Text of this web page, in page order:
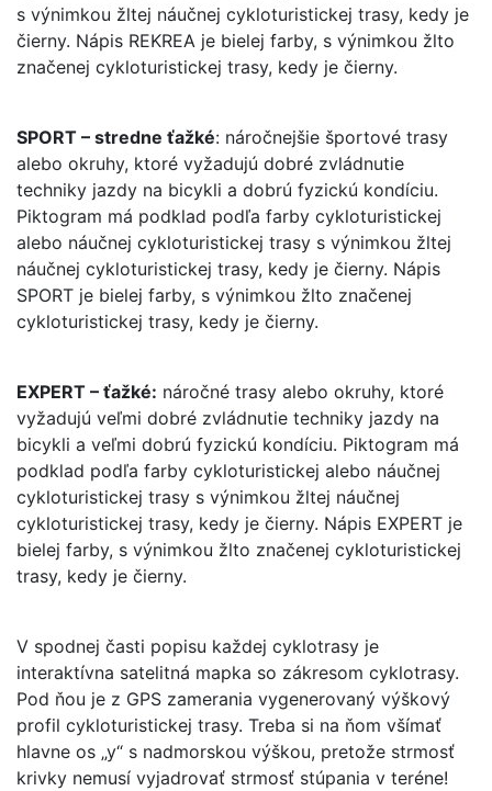
s výnimkou žltej náučnej cykloturistickej trasy, kedy je
čierny. Nápis REKREA je bielej farby, s výnimkou žlto
značenej cykloturistickej trasy, kedy je čierny.
SPORT – stredne ťažké: náročnejšie športové trasy
alebo okruhy, ktoré vyžadujú dobré zvládnutie
techniky jazdy na bicykli a dobrú fyzickú kondíciu.
Piktogram má podklad podľa farby cykloturistickej
alebo náučnej cykloturistickej trasy s výnimkou žltej
náučnej cykloturistickej trasy, kedy je čierny. Nápis
SPORT je bielej farby, s výnimkou žlto značenej
cykloturistickej trasy, kedy je čierny.
EXPERT – ťažké: náročné trasy alebo okruhy, ktoré
vyžadujú veľmi dobré zvládnutie techniky jazdy na
bicykli a veľmi dobrú fyzickú kondíciu. Piktogram má
podklad podľa farby cykloturistickej alebo náučnej
cykloturistickej trasy s výnimkou žltej náučnej
cykloturistickej trasy, kedy je čierny. Nápis EXPERT je
bielej farby, s výnimkou žlto značenej cykloturistickej
trasy, kedy je čierny.
V spodnej časti popisu každej cyklotrasy je
interaktívna satelitná mapka so zákresom cyklotrasy.
Pod ňou je z GPS zamerania vygenerovaný výškový
profil cykloturistickej trasy. Treba si na ňom všímať
hlavne os „y“ s nadmorskou výškou, pretože strmosť
krivky nemusí vyjadrovať strmosť stúpania v teréne!